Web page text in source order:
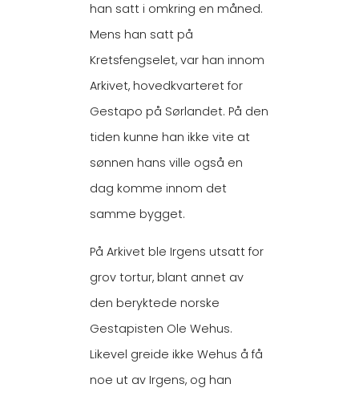
han satt i omkring en måned.
Mens han satt på
Kretsfengselet, var han innom
Arkivet, hovedkvarteret for
Gestapo på Sørlandet. På den
tiden kunne han ikke vite at
sønnen hans ville også en
dag komme innom det
samme bygget.
På Arkivet ble Irgens utsatt for
grov tortur, blant annet av
den beryktede norske
Gestapisten Ole Wehus.
Likevel greide ikke Wehus å få
noe ut av Irgens, og han